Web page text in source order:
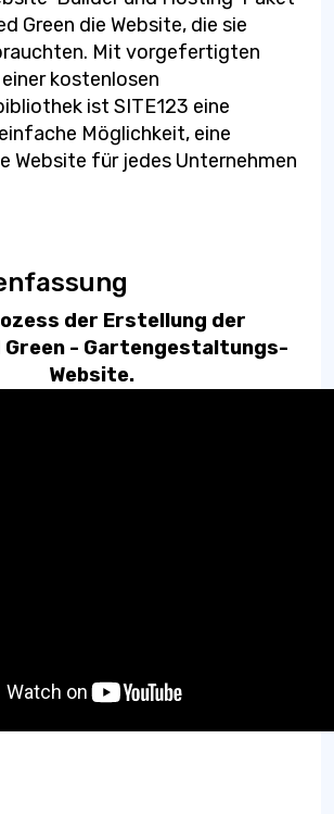
Green die Website, die sie
Mit vorgefertigten
kostenlosen
ist SITE123 eine
Möglichkeit, eine
Website für jedes Unternehmen
der Erstellung der
Green - Gartengestaltungs-
Website.